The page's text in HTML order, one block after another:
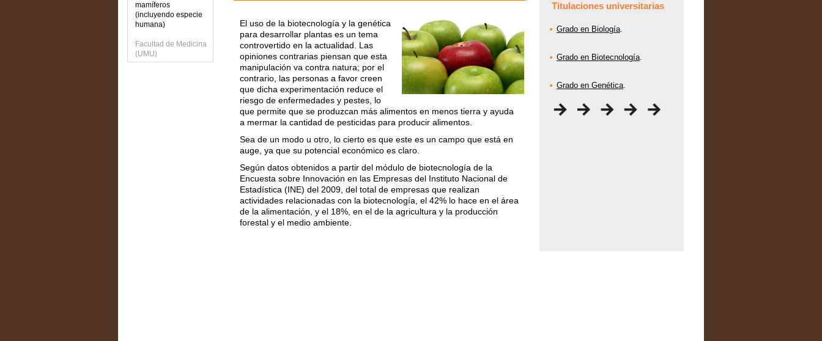
mamíferos
(incluyendo especie
humana)
Facultad de Medicina
(UMU)
El uso de la biotecnología y la genética
para desarrollar plantas es un tema
controvertido en la actualidad. Las
opiniones contrarias piensan que esta
manipulación va contra natura; por el
contrario, las personas a favor creen
que dicha experimentación reduce el
riesgo de enfermedades y pestes, lo
que permite que se produzcan más alimentos en menos tierra y ayuda
a mermar la cantidad de pesticidas para producir alimentos.
Sea de un modo u otro, lo cierto es que este es un campo que está en
auge, ya que su potencial económico es claro.
Según datos obtenidos a partir del módulo de biotecnología de la
Encuesta sobre Innovación en las Empresas del Instituto Nacional de
Estadística (INE) del 2009, del total de empresas que realizan
actividades relacionadas con la biotecnología, el 42% lo hace en el área
de la alimentación, y el 18%, en el de la agricultura y la producción
forestal y el medio ambiente.
Titulaciones universitarias
Grado en Biología.
Grado en Biotecnología.
Grado en Genética.